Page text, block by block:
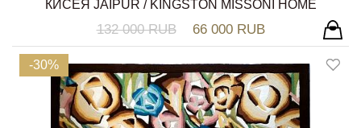
КИСЕЯ JAIPUR / KINGSTON MISSONI HOME
132 000 RUB 66 000 RUB
-30%